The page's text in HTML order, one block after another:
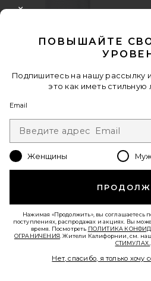
ЮБКА КРОШЕ NALA
$82
ПОВЫШАЙТЕ
Подпишитесь на нашу рассылку
это как иметь стильную
Email
Женщины
Нажимая «Продолжить», вы соглашаетесь
поступлениях, распродажах и акциях. Вы
время. Посмотреть ПОЛИТИКА
ОГРАНИЧЕНИЯ . Жители Калифорнии, см.
СТИМУЛАХ.
Нет, спасибо, я только хочу